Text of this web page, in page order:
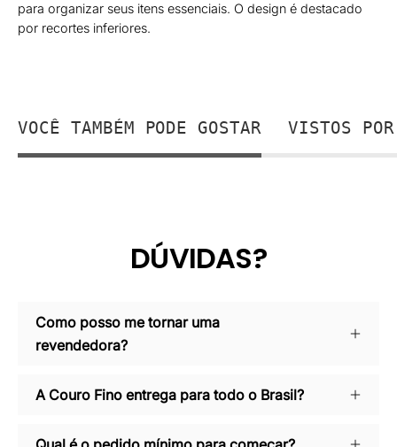
para organizar seus itens essenciais. O design é destacado
por recortes inferiores.
VOCÊ TAMBÉM PODE GOSTAR VISTOS
DÚVIDAS?
Como posso me tornar uma
revendedora?
A Couro Fino entrega para todo o Brasil?